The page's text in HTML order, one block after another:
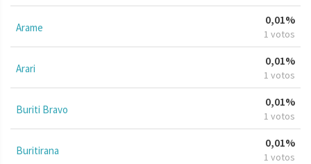
Arame
0,01%
1 votos
Arari
0,01%
1 votos
Buriti Bravo
0,01%
1 votos
Buritirana
0,01%
1 votos